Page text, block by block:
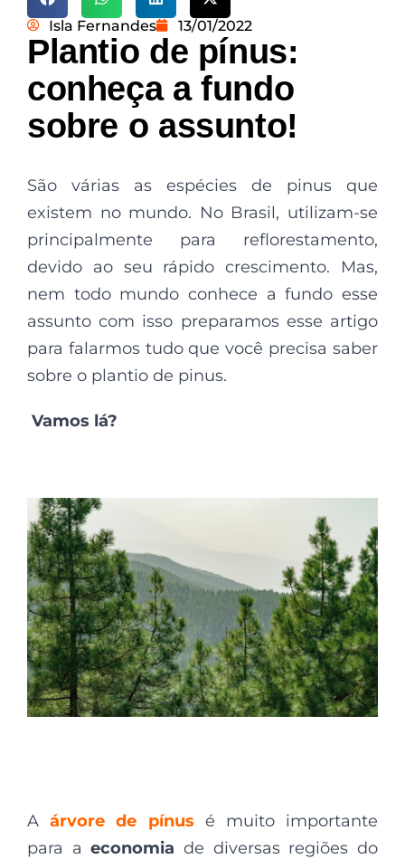
Isla Fernandes 13/01/2022
Plantio de pínus:
conheça a fundo
sobre o assunto!
São várias as espécies de pinus que
existem no mundo. No Brasil, utilizam-se
principalmente para reflorestamento,
devido ao seu rápido crescimento. Mas,
nem todo mundo conhece a fundo esse
assunto com isso preparamos esse artigo
para falarmos tudo que você precisa saber
sobre o plantio de pinus.
Vamos lá?
Aárvore de pínus é muito importante
para aeconomia de diversas regiões do